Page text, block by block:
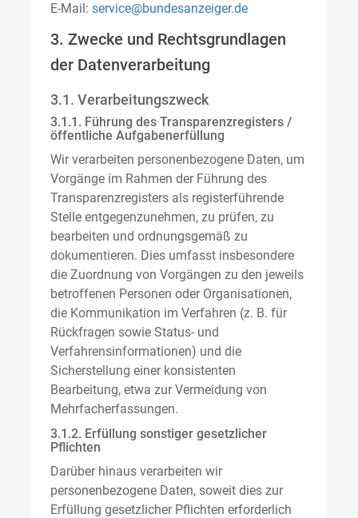
E-Mail: service@bundesanzeiger.de
3. Zwecke und Rechtsgrundlagen
der Datenverarbeitung
3.1. Verarbeitungszweck
3.1.1. Führung des Transparenzregisters /
öffentliche Aufgabenerfüllung
Wir verarbeiten personenbezogene Daten, um
Vorgänge im Rahmen der Führung des
Transparenzregisters als registerführende
Stelle entgegenzunehmen, zu prüfen, zu
bearbeiten und ordnungsgemäß zu
dokumentieren. Dies umfasst insbesondere
die Zuordnung von Vorgängen zu den jeweils
betroffenen Personen oder Organisationen,
die Kommunikation im Verfahren (z. B. für
Rückfragen sowie Status- und
Verfahrensinformationen) und die
Sicherstellung einer konsistenten
Bearbeitung, etwa zur Vermeidung von
Mehrfacherfassungen.
3.1.2. Erfüllung sonstiger gesetzlicher
Pflichten
Darüber hinaus verarbeiten wir
personenbezogene Daten, soweit dies zur
Erfüllung gesetzlicher Pflichten erforderlich